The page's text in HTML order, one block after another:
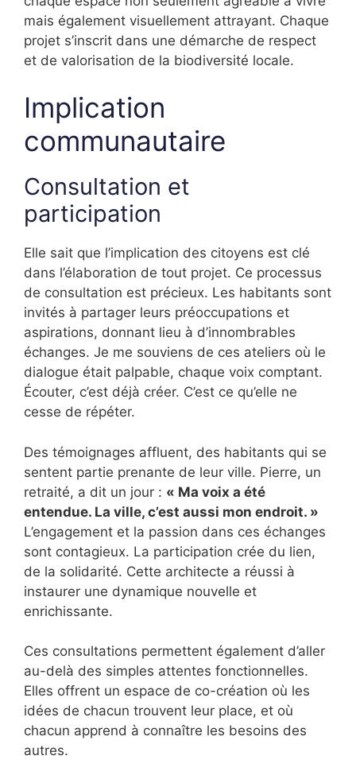
mais également visuellement attrayant. Chaque
projet s’inscrit dans une démarche de respect
et de valorisation de la biodiversité locale.
Implication
communautaire
Consultation et
participation
Elle sait que l’implication des citoyens est clé
dans l’élaboration de tout projet. Ce processus
de consultation est précieux. Les habitants sont
invités à partager leurs préoccupations et
aspirations, donnant lieu à d’innombrables
échanges. Je me souviens de ces ateliers où le
dialogue était palpable, chaque voix comptant.
Écouter, c’est déjà créer. C’est ce qu’elle ne
cesse de répéter.
Des témoignages affluent, des habitants qui se
sentent partie prenante de leur ville. Pierre, un
retraité, a dit un jour : « Ma voix a été
entendue. La ville, c’est aussi mon endroit. »
L’engagement et la passion dans ces échanges
sont contagieux. La participation crée du lien,
de la solidarité. Cette architecte a réussi à
instaurer une dynamique nouvelle et
enrichissante.
Ces consultations permettent également d’aller
au-delà des simples attentes fonctionnelles.
Elles offrent un espace de co-création où les
idées de chacun trouvent leur place, et où
chacun apprend à connaître les besoins des
autres.